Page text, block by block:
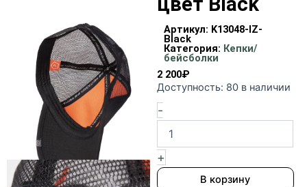
Артикул: K13048-ΙΖ-
Black
Категория: Кепки/
бейсболки
2 200₽
Доступность: 80 в наличии
-
Количество
Бейсболка
Trucker
cap
ΙΖ
PENTAGON
+
В корзину